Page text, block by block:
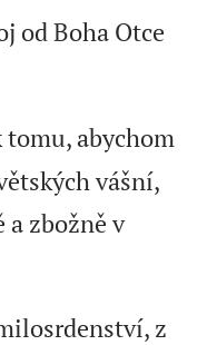
od Boha Otce
tomu, abychom
vášní,
zbožně v
z